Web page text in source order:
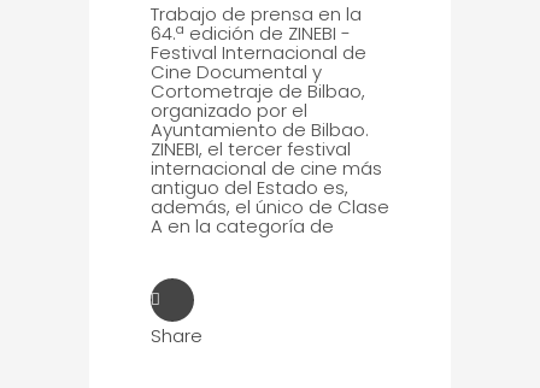
Trabajo de prensa en la
64.ª edición de ZINEBI -
Festival Internacional de
Cine Documental y
Cortometraje de Bilbao,
organizado por el
Ayuntamiento de Bilbao.
ZINEBI, el tercer festival
internacional de cine más
antiguo del Estado es,
además, el único de Clase
A en la categoría de
Share